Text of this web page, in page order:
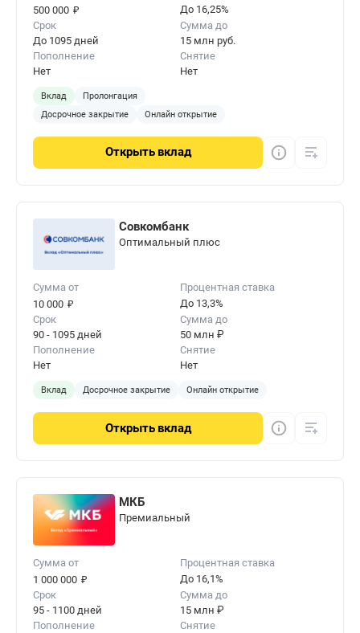
500 000 ₽
До 16,25%
Срок
До 1095 дней
Сумма до
15 млн руб.
Пополнение
Нет
Снятие
Нет
Вклад
Пролонгация
Досрочное закрытие
Онлайн открытие
Открыть вклад
Совкомбанк
Оптимальный плюс
Сумма от
10 000 ₽
Процентная ставка
До 13,3%
Срок
90 - 1095 дней
Сумма до
50 млн ₽
Пополнение
Нет
Снятие
Нет
Вклад Досрочное закрытие Онлайн открытие
Открыть вклад
МКБ
Премиальный
Сумма от
1 000 000 ₽
Процентная ставка
До 16,1%
Срок
95 - 1100 дней
Сумма до
15 млн ₽
Пополнение
Снятие